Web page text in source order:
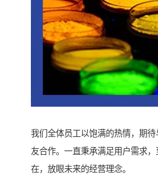
我们全体员工以饱满的热情，期
友合作。一直秉承满足用户需求
在，放眼未来的经营理念。